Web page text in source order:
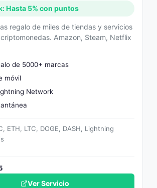
Hasta 5% con puntos
regalo de miles de tiendas y servicios
Amazon, Steam, Netflix
de 5000+ marcas
móvil
Network
ETH, LTC, DOGE, DASH, Lightning
Ver Servicio